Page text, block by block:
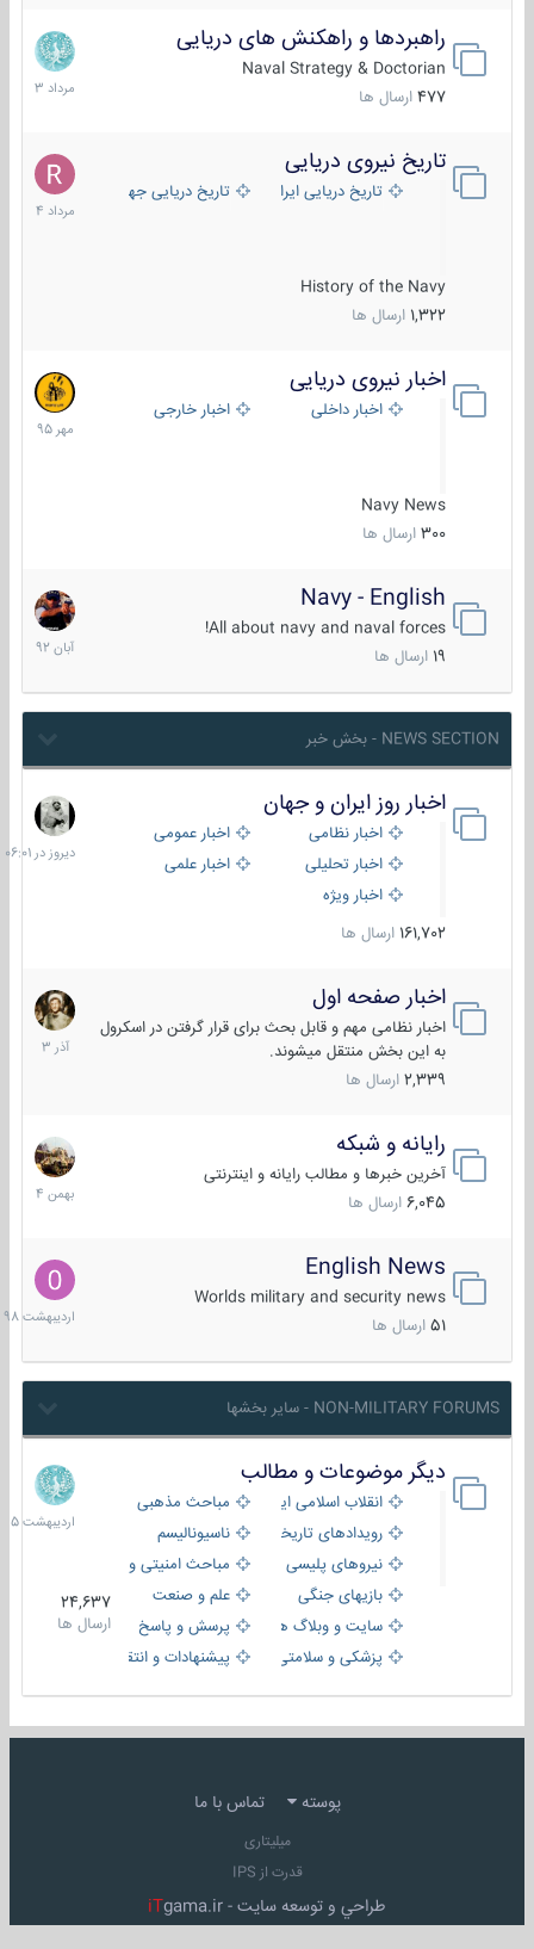
راهبردها و راهکنش های دریایی
Naval Strategy & Doctorian
477 ارسال ها
2
مرداد
1403
تاریخ نیروی دریایی
تاریخ دریایی ایران تاریخ دریایی جهان
History of the Navy
1,322 ارسال ها
16
مرداد
1404
اخبار نیروی دریایی
اخبار داخلی اخبار خارجی
Navy News
300 ارسال ها
27
مهر
1395
Navy - English
All about navy and naval forces!
ارسال ها
22
آبان
1392
NEWS SECTION - بخش خبر
اخبار روز ایران و جهان
اخبار نظامی
اخبار عمومی
اخبار تحلیلی
اخبار علمی
اخبار ویژه
161,702 ارسال ها
دیروز
در
06:01
اخبار صفحه اول
اخبار نظامی مهم و قابل بحث برای قرار گرفتن در اسکرول
به این بخش منتقل میشوند.
2,339 ارسال ها
7
آذر
1403
رایانه و شبکه
آخرین خبرها و مطالب رایانه و اینترنتی
6,045 ارسال ها
30
بهمن
1404
English News
Worlds military and security news
51 ارسال ها
10
1398
NON-MILITARY FORUMS - سایر بخشها
دیگر موضوعات و مطالب
انقلاب اسلامی ایران
مباحث مذهبی
رویدادهای تاریخی و مذهبیناسیونالیسم
نیروهای پلیسی
مباحث امنیتی و اطلاعاتی
بازیهای جنگی
علم و صنعت
سایت و وبلاگ ها
پرسش و پاسخ
پزشکی و سلامتی
پیشنهادات و انتقادات
24,637
ارسال ها
8
1405
پوسته تماس با ما
میلیتاری
قدرت از IPS
طراحي و توسعه سايت - iTgama.ir